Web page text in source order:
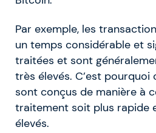
Par exemple, les
un temps considérable et
traitées et sont
très élevés. C’est
sont conçus de manière à
traitement soit plus rapide
élevés.